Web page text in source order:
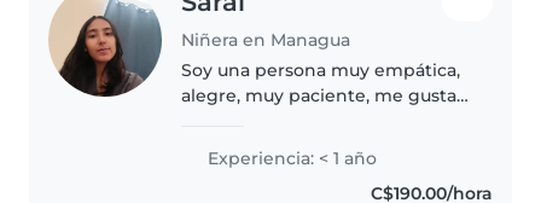
Niñera en Managua
Soy una persona muy empática,
alegre, muy paciente, me gustan
tengo energía para jugar con
ellos y enseñarles.
Experiencia: < 1 año
C$190.00/hora